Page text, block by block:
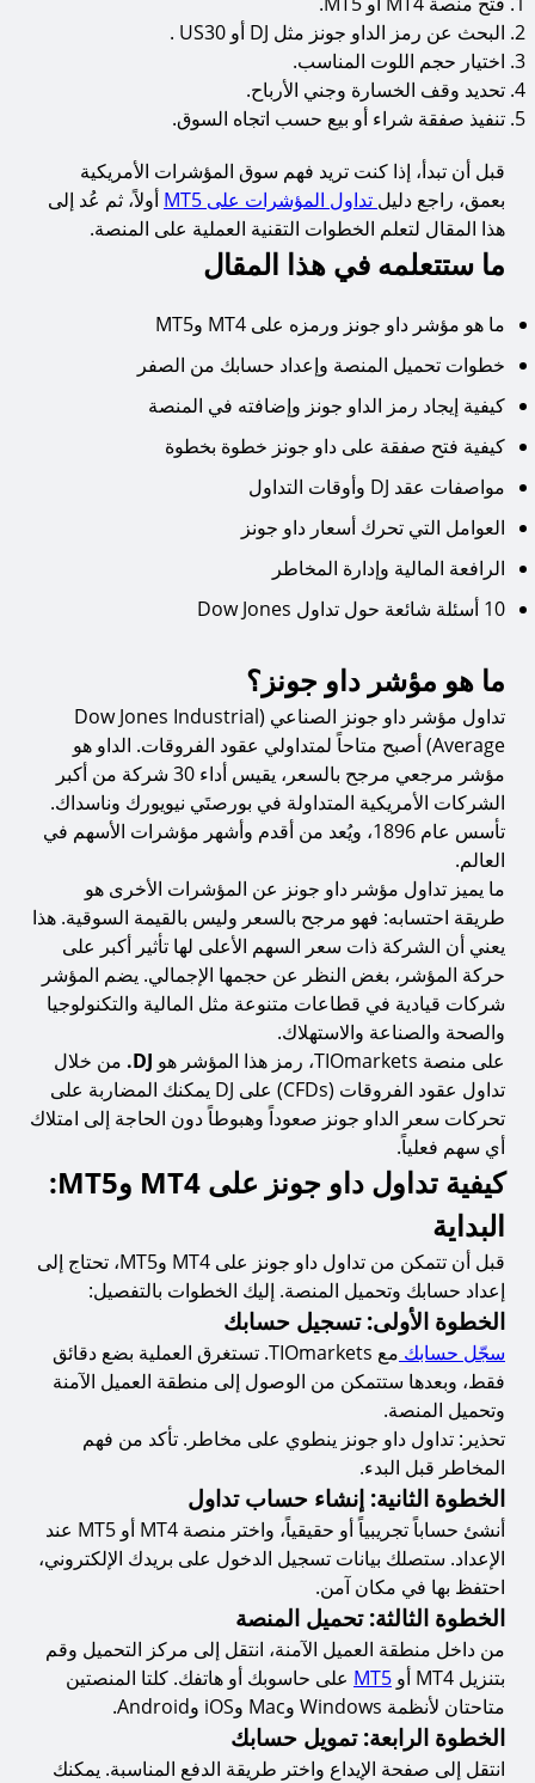
كيف تجد رمز الداو جونز وتضيفه في MT4 وMT5
الطريقة السريعة: عرض الكل
8. الطريقة اليدوية: إضافة الرمز
كيفية فتح صفقة على داو جونز في MT4 وMT5
9. الخطوة الأولى: افتح الرسم البياني أو نافذة الأمر
10. الخطوة الثانية: ضبط معاملات الصفقة
الخطوة الثالثة: تنفيذ الصفقة
12. أهم ما تحتويه مواصفات العقد
13. أوقات تداول داو جونز
العوامل التي تحرك أسعار داو جونز
14. 1. أرباح الشركات الكبرى المكونة للمؤشر
15. 2. قرارات الفيدرالي الأمريكي وأسعار الفائدة
16. 3. البيانات الاقتصادية الأمريكية
17. 4. التوترات الجيوسياسية والأحداث العالمية
18. 5. معنويات السوق وشهية المخاطرة
لماذا TIOmarkets لتداول داو جونز على MT4 وMT5؟
الخلاصة
البحث عن رمز الداو جونز مثل DJ أو US30 .
اختيار حجم اللوت المناسب.
تحديد وقف الخسارة وجني الأرباح.
تنفيذ صفقة شراء أو بيع حسب اتجاه السوق.
قبل أن تبدأ، إذا كنت تريد فهم سوق المؤشرات الأمريكية
بعمق، راجع دليل تداول المؤشرات على MT5
أولاً، ثم عُد إلى
هذا المقال لتعلم الخطوات التقنية العملية على المنصة.
ما ستتعلمه في هذا المقال
ما هو مؤشر داو جونز ورمزه على MT4 وMT5
خطوات تحميل المنصة وإعداد حسابك من الصفر
كيفية إيجاد رمز الداو جونز وإضافته في المنصة
كيفية فتح صفقة على داو جونز خطوة بخطوة
مواصفات عقد DJ وأوقات التداول
العوامل التي تحرك أسعار داو جونز
الرافعة المالية وإدارة المخاطر
10 أسئلة شائعة حول تداول Dow Jones
ما هو مؤشر داو جونز؟
تداول مؤشر داو جونز الصناعي (Dow Jones Industrial
Average) أصبح متاحاً لمتداولي عقود الفروقات. الداو هو
مؤشر مرجعي مرجح بالسعر، يقيس أداء 30 شركة من أكبر
الشركات الأمريكية المتداولة في بورصتَي نيويورك وناسداك.
تأسس عام 1896، ويُعد من أقدم وأشهر مؤشرات الأسهم في
العالم.
ما يميز تداول مؤشر داو جونز عن المؤشرات الأخرى هو
طريقة احتسابه: فهو مرجح بالسعر وليس بالقيمة السوقية. هذا
يعني أن الشركة ذات سعر السهم الأعلى لها تأثير أكبر على
حركة المؤشر، بغض النظر عن حجمها الإجمالي. يضم المؤشر
شركات قيادية في قطاعات متنوعة مثل المالية والتكنولوجيا
والصحة والصناعة والاستهلاك.
على منصة TIOmarkets، رمز هذا المؤشر هو
DJ. من خلال
تداول عقود الفروقات (CFDs) على DJ يمكنك المضاربة على
تحركات سعر الداو جونز صعوداً وهبوطاً دون الحاجة إلى امتلاك
أي سهم فعلياً.
كيفية تداول داو جونز على MT4 وMT5:
البداية
قبل أن تتمكن من تداول داو جونز على MT4 وMT5، تحتاج إلى
إعداد حسابك وتحميل المنصة. إليك الخطوات بالتفصيل:
الخطوة الأولى: تسجيل حسابك
سجّل حسابك
مع TIOmarkets. تستغرق العملية بضع دقائق
فقط، وبعدها ستتمكن من الوصول إلى منطقة العميل الآمنة
وتحميل المنصة.
تحذير: تداول داو جونز ينطوي على مخاطر. تأكد من فهم
المخاطر قبل البدء.
الخطوة الثانية: إنشاء حساب تداول
أنشئ حساباً تجريبياً أو حقيقياً، واختر منصة MT4 أو MT5 عند
الإعداد. ستصلك بيانات تسجيل الدخول على بريدك الإلكتروني،
احتفظ بها في مكان آمن.
الخطوة الثالثة: تحميل المنصة
من داخل منطقة العميل الآمنة، انتقل إلى مركز التحميل وقم
بتنزيل MT4 أو
MT5 على حاسوبك أو هاتفك. كلتا المنصتين
متاحتان لأنظمة Windows وMac وiOS وAndroid.
الخطوة الرابعة: تمويل حسابك
انتقل إلى صفحة الإيداع واختر طريقة الدفع المناسبة. يمكنك